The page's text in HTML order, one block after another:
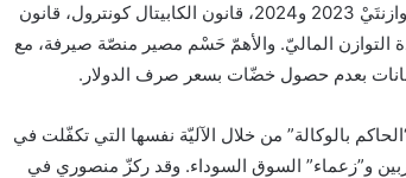
لمرّة واحدة وأخيرة: إقرار قانون موازنتَيْ 2023 و2024، قانون الكابيتال كونترول، قانون
التوازن الماليّ. والأهمّ حَسْم مصير منصّة صيرفة، مع
بعدم حصول خضّات بسعر صرف الدولار.
بالوكالة” من خلال الآليّة نفسها التي تكفّلت في
و”زعماء” السوق السوداء. وقد ركزّ منصوري في